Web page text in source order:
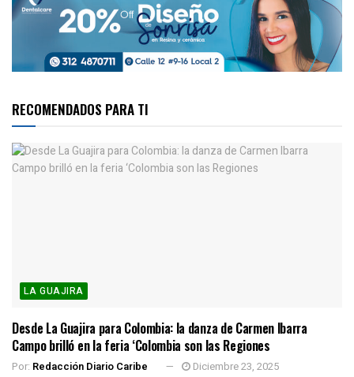
RECOMENDADOS PARA TI
LA GUAJIRA
Desde La Guajira para Colombia: la danza de Carmen Ibarra
Campo brilló en la feria ‘Colombia son las Regiones
Por: Redacción Diario Caribe Diciembre 23, 2025